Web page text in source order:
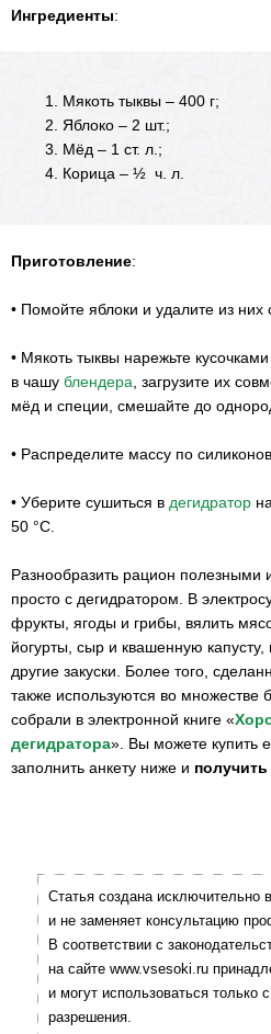
Ингредиенты:
Мякоть тыквы – 400 г;
Яблоко – 2 шт.;
Мёд – 1 ст. л.;
Корица – ½ ч. л.
Приготовление:
• Помойте яблоки и удалите из них
• Мякоть тыквы нарежьте
в чашу блендера , загрузите их
мёд и специи, смешайте до
• Распределите массу по
• Уберите сушиться в дегидратор
50 °С.
Разнообразить рацион
просто с дегидратором. В
фрукты, ягоды и грибы, вялить
йогурты, сыр и квашенную капусту,
другие закуски. Более того,
также используются во
собрали в электронной книге «
дегидратора». Вы можете купить
заполнить анкету ниже и получить
Статья создана исключительно
и не заменяет консультацию
В соответствии с
на сайте www.vsesoki.ru
и могут использоваться только
разрешения.